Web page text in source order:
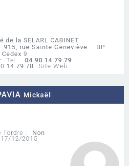
de la SELARL CABINET
915, rue Sainte Geneviève – BP
9
Tel :
04 90 14 79 79
14 79 78 Site Web :
Mickaël
l'ordre :
Non
17/12/2015